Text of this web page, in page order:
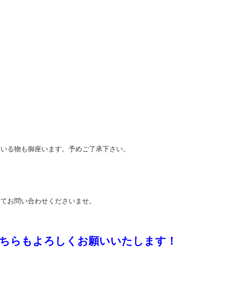
る物も御座います。予めご了承下さい。
お問い合わせくださいませ。
らもよろしくお願いいたします！